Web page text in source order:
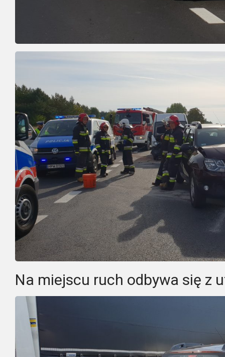
Na miejscu ruch odbywa się z